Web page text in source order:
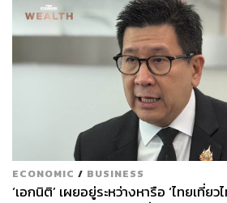
ECONOMIC / BUSINESS
‘เอกนิติ’ เผยอยู่ระหว่างหารือ ‘ไทยเที่ย